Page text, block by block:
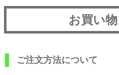
お買い
ご注文方法について